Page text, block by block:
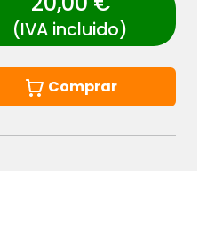
(IVA incluido)
Comprar